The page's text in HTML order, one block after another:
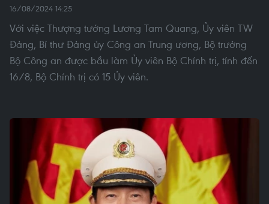
16/08/2024 14:25
Với việc Thượng tướng Lương Tam Quang, Ủy viên TW
Đảng, Bí thư Đảng ủy Công an Trung ương, Bộ trưởng
Bộ Công an được bầu làm Ủy viên Bộ Chính trị, tính đến
16/8, Bộ Chính trị có 15 Ủy viên.